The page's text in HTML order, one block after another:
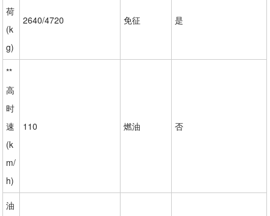
荷
(k
g)
2640/4720 免征 是
**
高
时
速
(k
m/
h)
110 燃油 否
油